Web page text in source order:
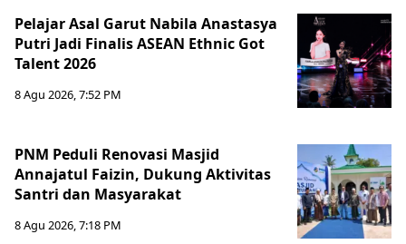
Pelajar Asal Garut Nabila Anastasya
Putri Jadi Finalis ASEAN Ethnic Got
Talent 2026
8 Agu 2026, 7:52 PM
PNM Peduli Renovasi Masjid
Annajatul Faizin, Dukung Aktivitas
Santri dan Masyarakat
8 Agu 2026, 7:18 PM